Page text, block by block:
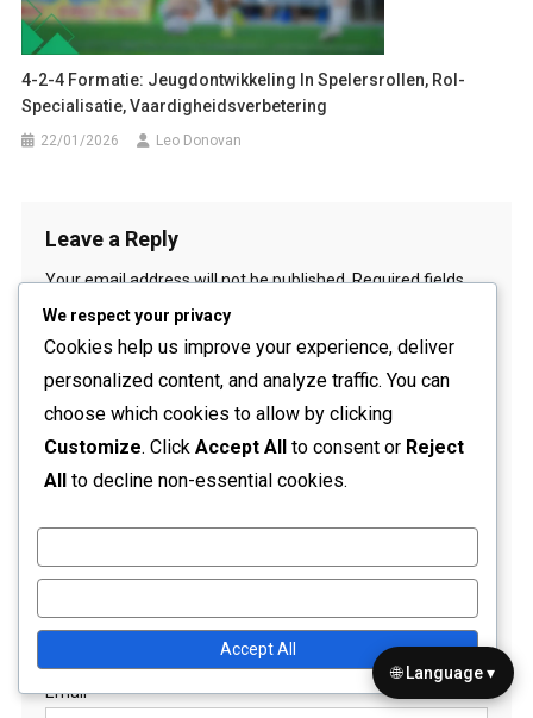
4-2-4 Formatie: Jeugdontwikkeling In Spelersrollen, Rol-
Specialisatie, Vaardigheidsverbetering
22/01/2026 Leo Donovan
Leave a Reply
Your email address will not be published.Required fields
are marked*
Email*
We respect your privacy
Cookies help us improve your experience, deliver
personalized content, and analyze traffic. You can
choose which cookies to allow by clicking
Customize. Click Accept All to consent or Reject
All to decline non-essential cookies.
Accept All
🌐 Language ▾